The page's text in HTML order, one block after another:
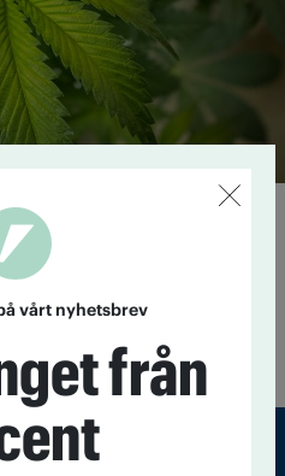
delstater
delstater röstade under
av cannabis. I nuläget
av rekreationellt bruk
röstat för att tillåta
vårt nyhetsbrev
från